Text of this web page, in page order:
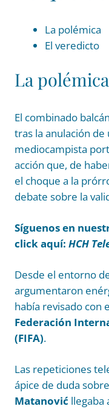
La polémica
El veredicto
La polémica
El combinado
tras la anulación
mediocampista
acción que, de
el choque a la
debate sobre la
Síguenos en
click aquí: HCH
Desde el entorno
argumentaron
había revisado con
Federación
(FIFA).
Las repeticiones
ápice de duda
Matanović llegaba